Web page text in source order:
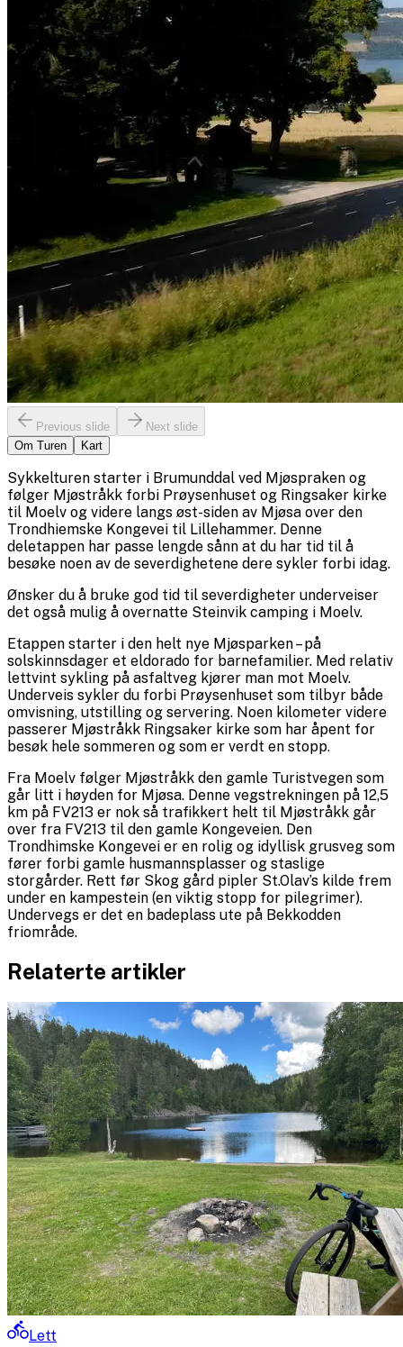
Previous slide
Next slide
Om Turen
Kart
Sykkelturen starter i Brumunddal ved Mjøspraken og
følger Mjøstråkk forbi Prøysenhuset og Ringsaker kirke
til Moelv og videre langs øst-siden av Mjøsa over den
Trondhiemske Kongevei til Lillehammer. Denne
deletappen har passe lengde sånn at du har tid til å
besøke noen av de severdighetene dere sykler forbi idag.
Ønsker du å bruke god tid til severdigheter underveiser
det også mulig å overnatte Steinvik camping i Moelv.
Etappen starter i den helt nye Mjøsparken – på
solskinnsdager et eldorado for barnefamilier. Med relativ
lettvint sykling på asfaltveg kjører man mot Moelv.
Underveis sykler du forbi Prøysenhuset som tilbyr både
omvisning, utstilling og servering. Noen kilometer videre
passerer Mjøstråkk Ringsaker kirke som har åpent for
besøk hele sommeren og som er verdt en stopp.
Fra Moelv følger Mjøstråkk den gamle Turistvegen som
går litt i høyden for Mjøsa. Denne vegstrekningen på 12,5
km på FV213 er nok så trafikkert helt til Mjøstråkk går
over fra FV213 til den gamle Kongeveien. Den
Trondhimske Kongevei er en rolig og idyllisk grusveg som
fører forbi gamle husmannsplasser og staslige
storgårder. Rett før Skog gård pipler St.Olav’s kilde frem
under en kampestein (en viktig stopp for pilegrimer).
Undervegs er det en badeplass ute på Bekkodden
friområde.
Relaterte artikler
Lett